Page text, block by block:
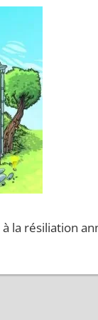
la résiliation